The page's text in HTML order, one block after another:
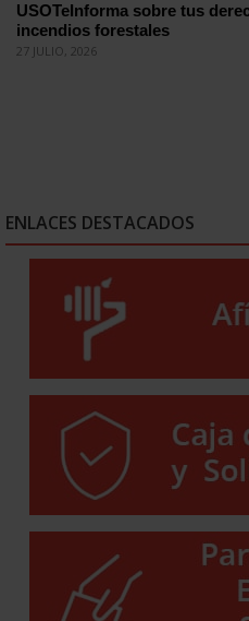
USOTeInforma sobre tus
incendios forestales
27 JULIO, 2026
ENLACES DESTACADOS